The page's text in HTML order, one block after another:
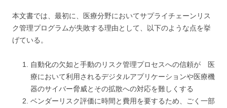
本文書では、最初に、医療分野においてサプライチェーンリス
ク管理プログラムが失敗する理由として、以下のような点を挙
げている。
自動化の欠如と手動のリスク管理プロセスへの信頼が 医
療において利用されるデジタルアプリケーションや医療機
器のサイバー脅威とその拡散への対応を難しくする
ベンダーリスク評価に時間と費用を要するため、ごく一部